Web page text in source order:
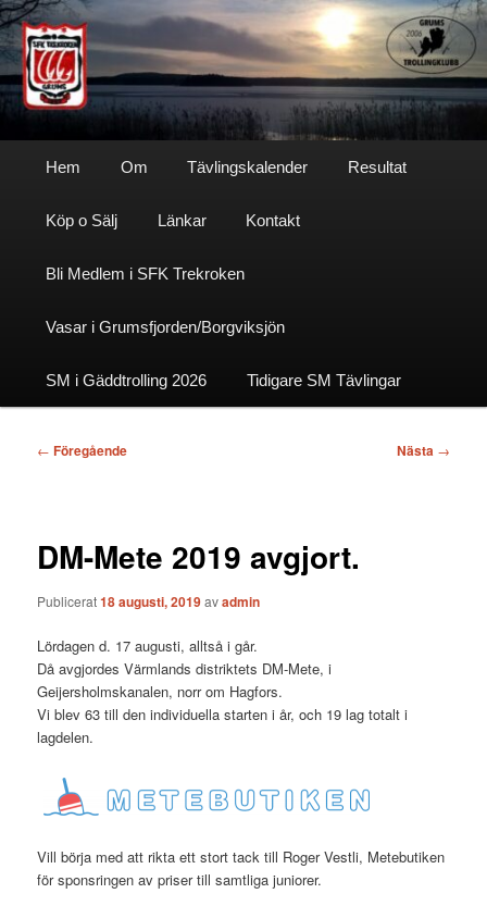
Hoppa
till
primärt
innehållSfktrekroken
Hem Om Tävlingskalender Resultat
Köp o Sälj Länkar Kontakt
Bli Medlem i SFK Trekroken
Vasar i Grumsfjorden/Borgviksjön
SM i Gäddtrolling 2026 Tidigare SM Tävlingar
Inläggsnavigering
← Föregående Nästa →
DM-Mete 2019 avgjort.
Publicerat18 augusti, 2019avadmin
Lördagen d. 17 augusti, alltså i går.
Då avgjordes Värmlands distriktets DM-Mete, i
Geijersholmskanalen, norr om Hagfors.
Vi blev 63 till den individuella starten i år, och 19 lag totalt i
lagdelen.
Vill börja med att rikta ett stort tack till Roger Vestli, Metebutiken
för sponsringen av priser till samtliga juniorer.